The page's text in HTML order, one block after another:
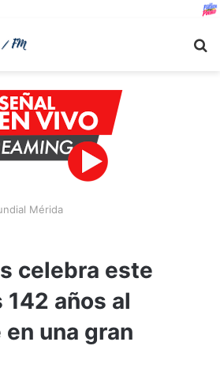
Mérida
celebra este
años al
una gran